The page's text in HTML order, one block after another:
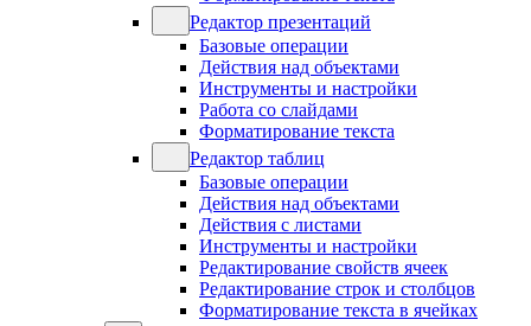
Редактор презентаций
Базовые операции
Действия над объектами
Инструменты и настройки
Работа со слайдами
Форматирование текста
Редактор таблиц
Базовые операции
Действия над объектами
Действия с листами
Инструменты и настройки
Редактирование свойств ячеек
Редактирование строк и столбцов
Форматирование текста в ячейках